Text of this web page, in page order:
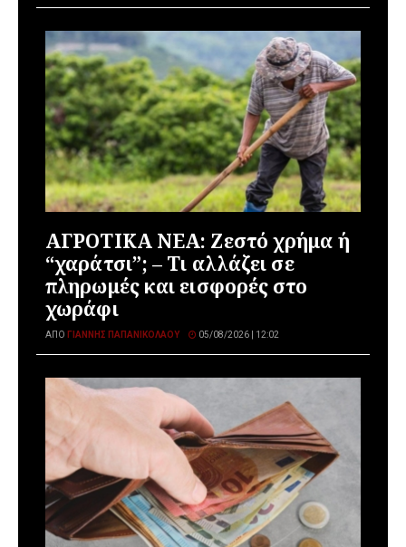
ΑΓΡΟΤΙΚΑ ΝΕΑ: Ζεστό χρήμα ή
“χαράτσι”; – Τι αλλάζει σε
πληρωμές και εισφορές στο
χωράφι
ΑΠΌ ΓΙΆΝΝΗΣ ΠΑΠΑΝΙΚΟΛΆΟΥ 05/08/2026 | 12:02